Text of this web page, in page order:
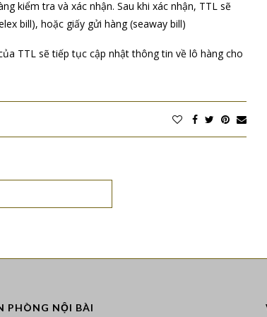
kiểm tra và xác nhận. Sau khi xác nhận, TTL sẽ
bill), hoặc giấy gửi hàng (seaway bill)
TTL sẽ tiếp tục cập nhật thông tin về lô hàng cho
PHÒNG NỘI BÀI